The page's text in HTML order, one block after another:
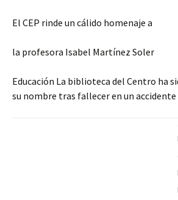
El CEP rinde un cálido homenaje a
la profesora Isabel Martínez Soler
Educación La biblioteca del Centro ha
su nombre tras fallecer en un accidente